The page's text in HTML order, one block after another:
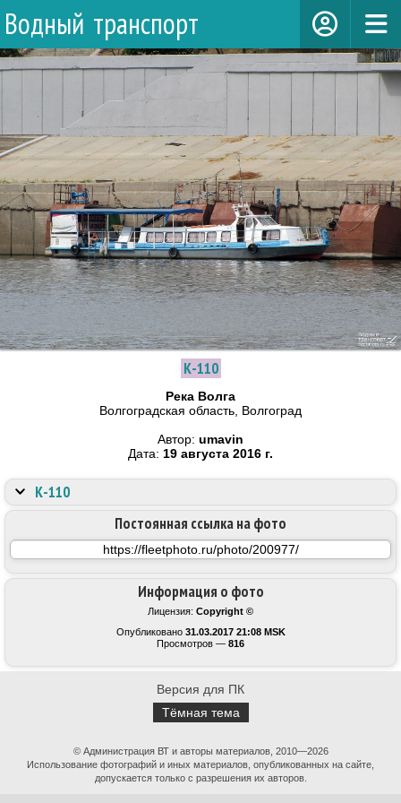
Водный транспорт
К-110
Река Волга
Волгоградская область, Волгоград
Автор: umavin
Дата: 19 августа 2016 г.
Информация о фото
Лицензия: Copyright ©
Опубликовано 31.03.2017 21:08 MSK
Просмотров — 816
Постоянная ссылка на фото
К-110
Версия для ПК
Тёмная тема
© Администрация ВТ и авторы материалов, 2010—2026
Использование фотографий и иных материалов, опубликованных на сайте,
допускается только с разрешения их авторов.